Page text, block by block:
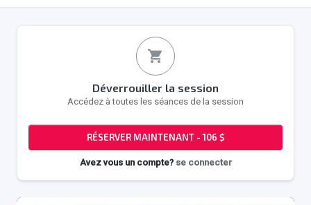
shopping_cart
Déverrouiller la session
Accédez à toutes les séances de la session
RÉSERVER MAINTENANT - 106 $
Avez vous un compte? se connecter